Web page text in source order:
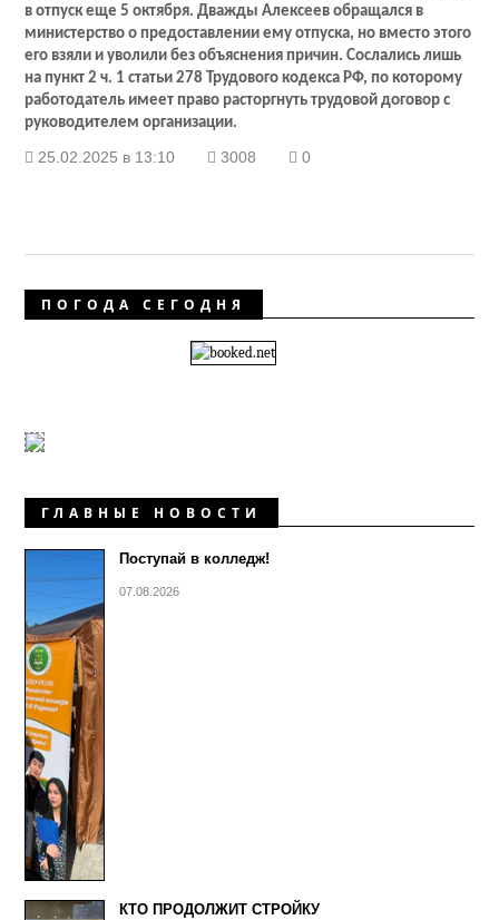
в отпуск еще 5 октября. Дважды Алексеев обращался в
министерство о предоставлении ему отпуска, но вместо этого
его взяли и уволили без объяснения причин. Сослались лишь
на пункт 2 ч. 1 статьи 278 Трудового кодекса РФ, по которому
работодатель имеет право расторгнуть трудовой договор с
руководителем организации.
25.02.2025 в 13:10 3008 0
ПОГОДА СЕГОДНЯ
ГЛАВНЫЕ НОВОСТИ
Поступай в колледж!
07.08.2026
КТО ПРОДОЛЖИТ СТРОЙКУ